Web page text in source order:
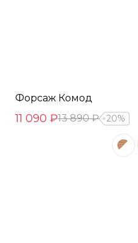
Форсаж Комод
11 090 ₽13 890 ₽ 20%